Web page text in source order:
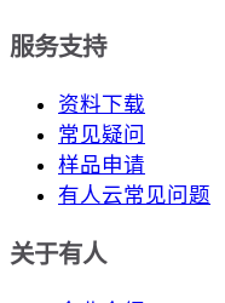
服务支持
资料下载
常见疑问
样品申请
有人云常见问题
关于有人